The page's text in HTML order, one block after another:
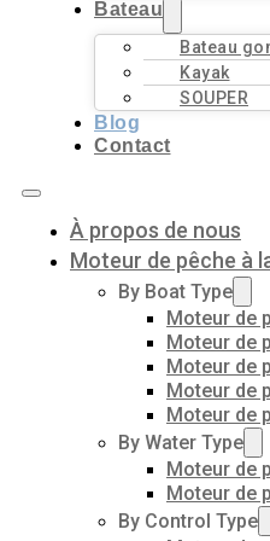
Bateau
Bateau
Kayak
SOUPER
Blog
Contact
À propos de nous
Moteur de pêche à
By Boat Type
Moteur de
Moteur de
Moteur de
Moteur de
Moteur de
By Water Type
Moteur de
Moteur de
By Control Type